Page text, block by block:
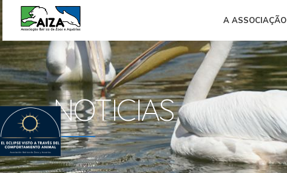
A ASSOCIAÇÃO
NOTICIAS